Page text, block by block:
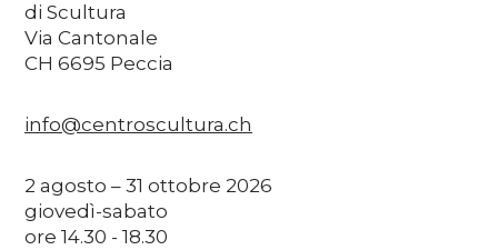
di Scultura
Via Cantonale
CH 6695 Peccia
info@centroscultura.ch
2 agosto – 31 ottobre 2026
giovedì-sabato
ore 14.30 - 18.30